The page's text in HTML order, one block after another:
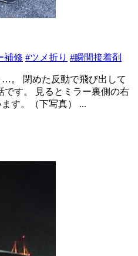
補修 #ツメ折り #瞬間接着剤
…。 閉めた反動で飛び出して
です。 見るとミラー裏側の右
す。（下写真） ...